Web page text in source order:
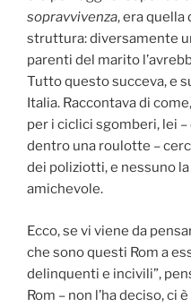
sopravvivenza, era quella
struttura: diversamente
parenti del marito
Tutto questo succeva, e
Italia. Raccontava di
per i ciclici sgomberi, lei –
dentro una roulotte –
dei poliziotti, e nessuno
amichevole.
Ecco, se vi viene da
che sono questi Rom a
delinquenti e incivili”,
Rom – non l’ha deciso, ci